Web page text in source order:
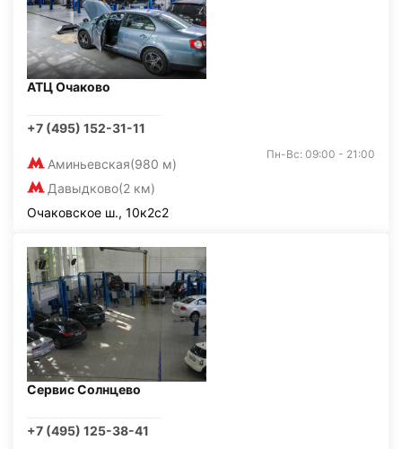
АТЦ Очаково
+7 (495) 152-31-11
Аминьевская(980 м)
Давыдково(2 км)
Пн-Вс: 09:00 - 21:00
Очаковское ш., 10к2с2
Сервис Солнцево
+7 (495) 125-38-41